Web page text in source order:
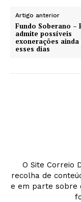
Artigo anterior
Fundo Soberano –
admite possíveis
exonerações
esses dias
O Site Correio
recolha de
e em parte sobre